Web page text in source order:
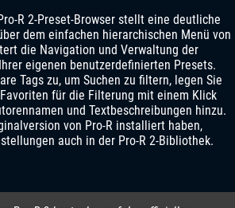
R 2-Preset-Browser stellt eine deutliche
dem einfachen hierarchischen Menü von
die Navigation und Verwaltung der
eigenen benutzerdefinierten Presets.
Tags zu, um Suchen zu filtern, legen Sie
für die Filterung mit einem Klick
und Textbeschreibungen hinzu.
von Pro-R installiert haben,
auch in der Pro-R 2-Bibliothek.